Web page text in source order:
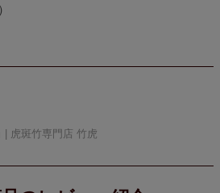
| 虎斑竹専門店 竹虎